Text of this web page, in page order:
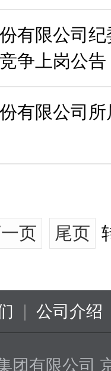
有限公司
争上岗公告
有限公司
页 尾页
| 公司介绍
团有限公司